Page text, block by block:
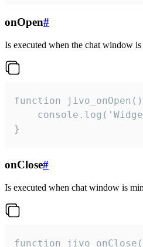
onOpen#
Is executed when the chat window
function
}
onClose#
Is executed when chat window is
function